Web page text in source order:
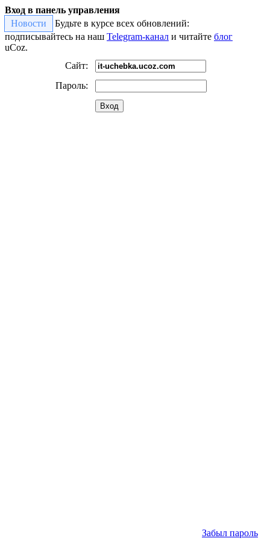
Вход в панель управления
Новости
Будьте в курсе всех обновлений:
подписывайтесь на наш Telegram-канал и читайте блог
uCoz.
Сайт:
Пароль:
Вход
Забыл пароль